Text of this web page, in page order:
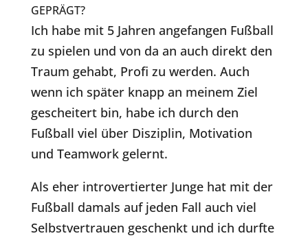
GEPRÄGT?
Ich habe mit 5 Jahren angefangen Fußball
zu spielen und von da an auch direkt den
Traum gehabt, Profi zu werden. Auch
wenn ich später knapp an meinem Ziel
gescheitert bin, habe ich durch den
Fußball viel über Disziplin, Motivation
und Teamwork gelernt.
Als eher introvertierter Junge hat mit der
Fußball damals auf jeden Fall auch viel
Selbstvertrauen geschenkt und ich durfte